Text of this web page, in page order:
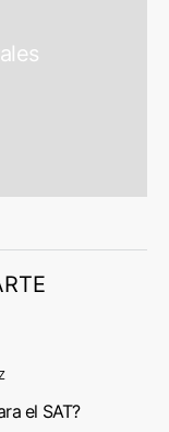
el SAT?